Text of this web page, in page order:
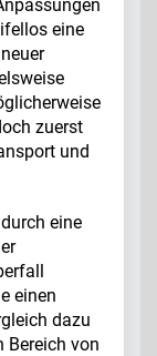
eine
zuerst
und
eine
einen
dazu
Bereich von